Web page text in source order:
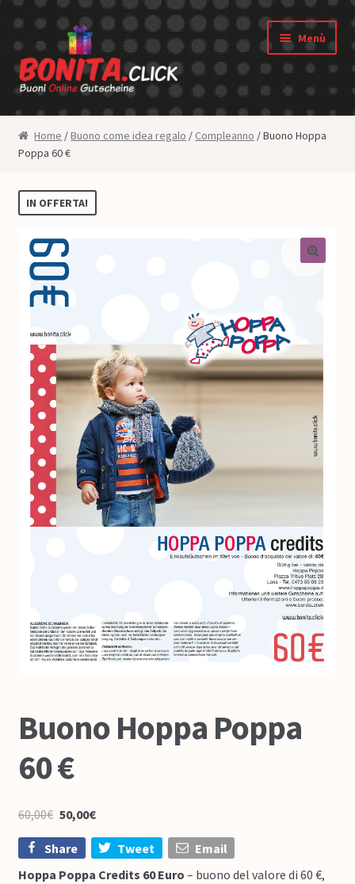
Vai alla navigazione
Vai al contenuto Menù
Shop
Negozio dei buoni
Diritto di revoca
Privacy
Condizioni generali
Colofone
Come funziona
FAQ – Domande frequenti
Contatto
Home /Buono come idea regalo / Compleanno / Buono Hoppa
Poppa 60 €
IN OFFERTA!
Buono Hoppa Poppa
60 €
60,00€ 50,00€
Share Tweet
Email
Hoppa Poppa Credits 60 Euro – buono del valore di 60 €,